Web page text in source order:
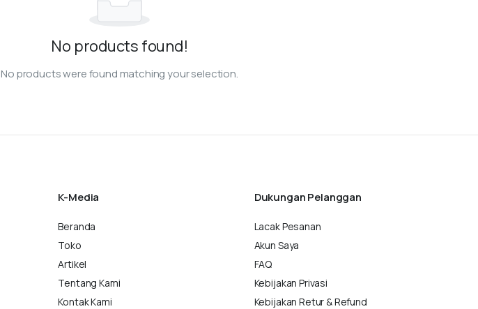
No products found!
No products were found matching your selection.
K-Media
Beranda
Toko
Artikel
Tentang Kami
Kontak Kami
Dukungan Pelanggan
Lacak Pesanan
Akun Saya
FAQ
Kebijakan Privasi
Kebijakan Retur & Refund